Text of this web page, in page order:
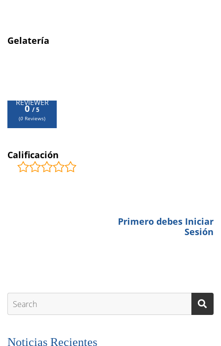
Gelatería
REVIEWER
0 / 5
(0 Reviews)
Calificación
Primero debes Iniciar
Sesión
Noticias Recientes